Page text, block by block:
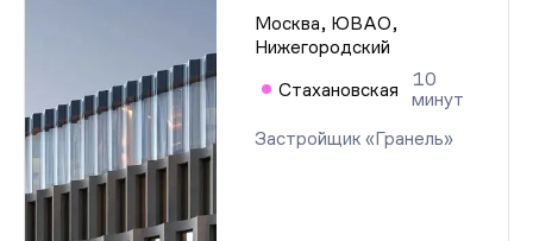
Москва, ЮВАО,
Нижегородский
Стахановская
10
минут
Застройщик «Гранель»